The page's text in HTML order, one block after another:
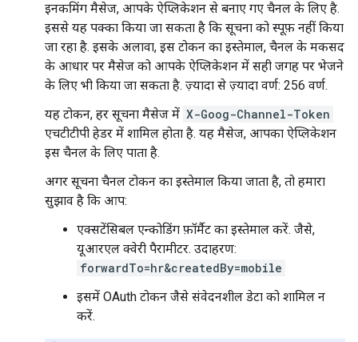
इनकमिंग मैसेज, आपके ऐप्लिकेशन से बनाए गए चैनल के लिए है.
इससे यह पक्का किया जा सकता है कि सूचना को स्पूफ़ नहीं किया
जा रहा है. इसके अलावा, इस टोकन का इस्तेमाल, चैनल के मकसद
के आधार पर मैसेज को आपके ऐप्लिकेशन में सही जगह पर भेजने
के लिए भी किया जा सकता है. ज़्यादा से ज़्यादा वर्ण: 256 वर्ण.
यह टोकन, हर सूचना मैसेज में X-Goog-Channel-Token
एचटीटीपी हेडर में शामिल होता है. यह मैसेज, आपका ऐप्लिकेशन
इस चैनल के लिए पाता है.
अगर सूचना चैनल टोकन का इस्तेमाल किया जाता है, तो हमारा
सुझाव है कि आप:
एक्सटेंसिबल एन्कोडिंग फ़ॉर्मैट का इस्तेमाल करें. जैसे,
यूआरएल क्वेरी पैरामीटर. उदाहरण:
forwardTo=hr&createdBy=mobile
इसमें OAuth टोकन जैसे संवेदनशील डेटा को शामिल न
करें.